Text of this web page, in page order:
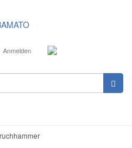
Anmelden